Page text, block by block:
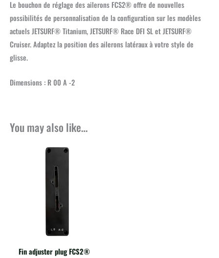
Le bouchon de réglage des ailerons FCS2® offre de nouvelles
possibilités de personnalisation de la configuration sur les modèles
actuels JETSURF® Titanium, JETSURF® Race DFI SL et JETSURF®
Cruiser. Adaptez la position des ailerons latéraux à votre style de
glisse.
Dimensions : R 00 A -2
You may also like…
Fin adjuster plug FCS2®